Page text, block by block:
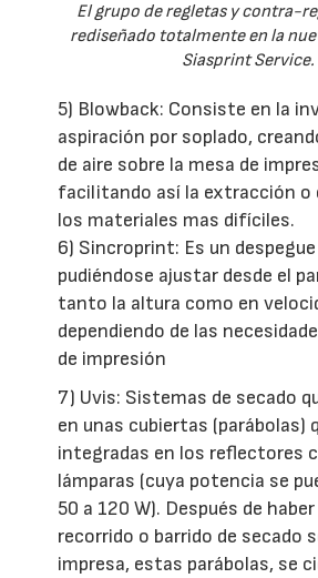
El grupo de regletas y contra-
rediseñado totalmente en la
Siasprint Service.
5) Blowback: Consiste en la
aspiración por soplado,
de aire sobre la mesa de
facilitando así la extracción o
los materiales mas difíciles.
6) Sincroprint: Es un
pudiéndose ajustar desde el
tanto la altura como en
dependiendo de las
de impresión
7) Uvis: Sistemas de secado
en unas cubiertas (parábolas)
integradas en los reflectores
lámparas (cuya potencia se
50 a 120 W). Después de
recorrido o barrido de secado
impresa, estas parábolas, se